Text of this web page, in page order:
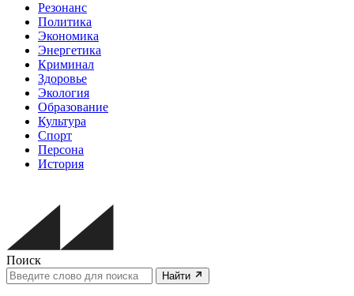
Резонанс
Политика
Экономика
Энергетика
Криминал
Здоровье
Экология
Образование
Культура
Спорт
Персона
История
Поиск
Найти